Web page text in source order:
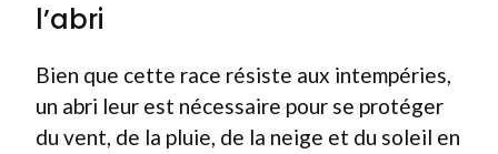
l’abri
Bien que cette race résiste aux intempéries,
un abri leur est nécessaire pour se protéger
du vent, de la pluie, de la neige et du soleil en